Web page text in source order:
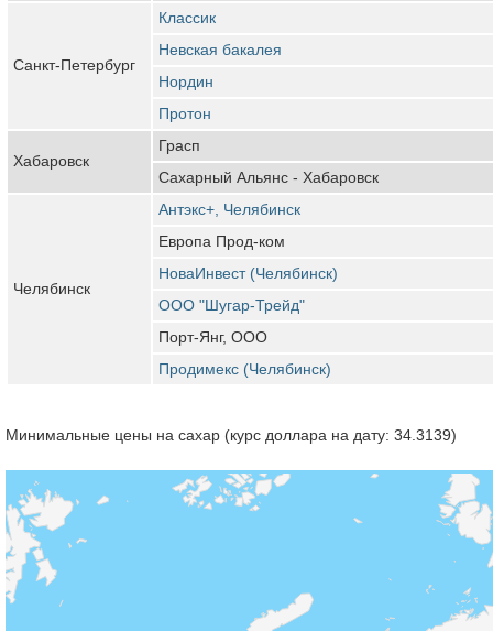
Санкт-Петербург
Классик
Невская бакалея
Нордин
Протон
Хабаровск
Грасп
Сахарный Альянс - Хабаровск
Челябинск
Антэкс+, Челябинск
Европа Прод-ком
НоваИнвест (Челябинск)
ООО "Шугар-Трейд"
Порт-Янг, ООО
Продимекс (Челябинск)
Минимальные цены на сахар (курс доллара на дату: 34.3139)